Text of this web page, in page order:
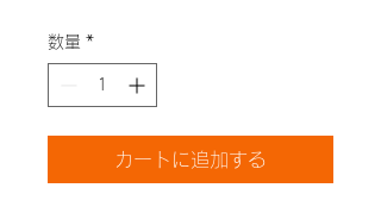
数量 *
カートに追加する